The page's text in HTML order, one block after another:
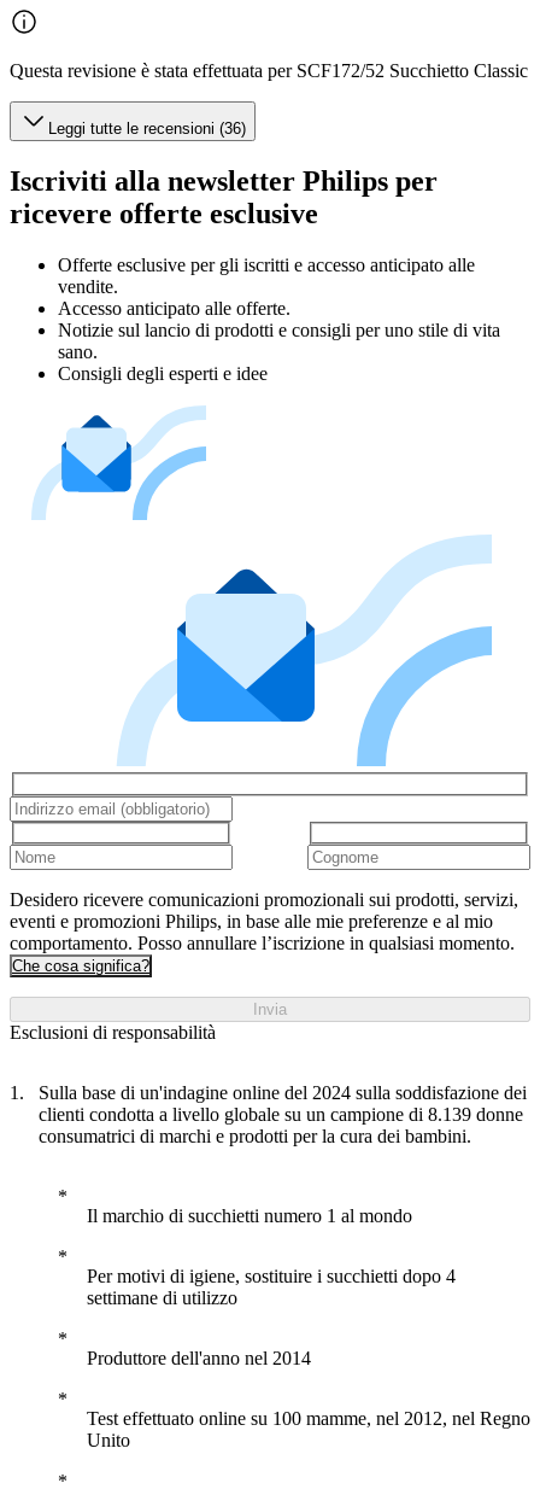
Questa revisione è stata effettuata per SCF172/52 Succhietto Classic
Leggi tutte le recensioni (36)
Iscriviti alla newsletter Philips per
ricevere offerte esclusive
Offerte esclusive per gli iscritti e accesso anticipato alle
vendite.
Accesso anticipato alle offerte.
Notizie sul lancio di prodotti e consigli per uno stile di vita
sano.
Consigli degli esperti e idee
Desidero ricevere comunicazioni promozionali sui prodotti, servizi,
eventi e promozioni Philips, in base alle mie preferenze e al mio
comportamento. Posso annullare l’iscrizione in qualsiasi momento.
Che cosa significa?
Invia
Esclusioni di responsabilità
Sulla base di un'indagine online del 2024 sulla soddisfazione dei
clienti condotta a livello globale su un campione di 8.139 donne
consumatrici di marchi e prodotti per la cura dei bambini.
Il marchio di succhietti numero 1 al mondo
Per motivi di igiene, sostituire i succhietti dopo 4
settimane di utilizzo
Produttore dell'anno nel 2014
Test effettuato online su 100 mamme, nel 2012, nel Regno
Unito